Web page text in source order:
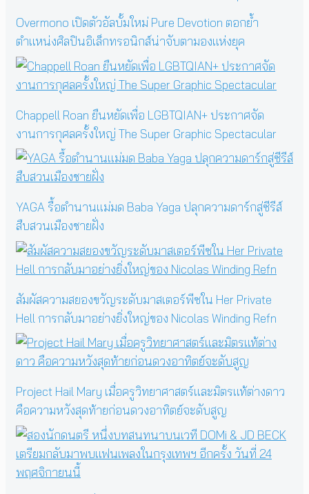
Overmono เปิดตัวอัลบั้มใหม่ Pure Devotion ตอกย้ำ
ตำแหน่งศิลปินอิเล็กทรอนิกส์น่าจับตามองแห่งยุค
Chappell Roan ยืนหยัดเพื่อ LGBTQIAN+ ประกาศจัด
งานการกุศลครั้งใหญ่ The Super Graphic Spectacular
YAGA รื้อตำนานแม่มด Baba Yaga ปลุกความดาร์กสู่ซีรีส์
สืบสวนเมืองชายฝั่ง
สัมผัสความสยองขวัญระดับมาสเตอร์พีซใน Her Private
Hell การกลับมาอย่างยิ่งใหญ่ของ Nicolas Winding Refn
Project Hail Mary เมื่อครูวิทยาศาสตร์และมิตรแท้ต่างดาว
คือความหวังสุดท้ายก่อนดวงอาทิตย์จะดับสูญ